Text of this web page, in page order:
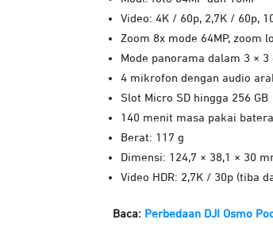
Video: 4K / 60p, 2,7K / 60p,
Zoom 8x mode 64MP, zoom
Mode panorama dalam 3 × 3
4 mikrofon dengan audio
Slot Micro SD hingga 256 GB
140 menit masa pakai
Berat: 117 g
Dimensi: 124,7 × 38,1 × 30
Video HDR: 2,7K / 30p (tiba
Baca: Perbedaan DJI Osmo